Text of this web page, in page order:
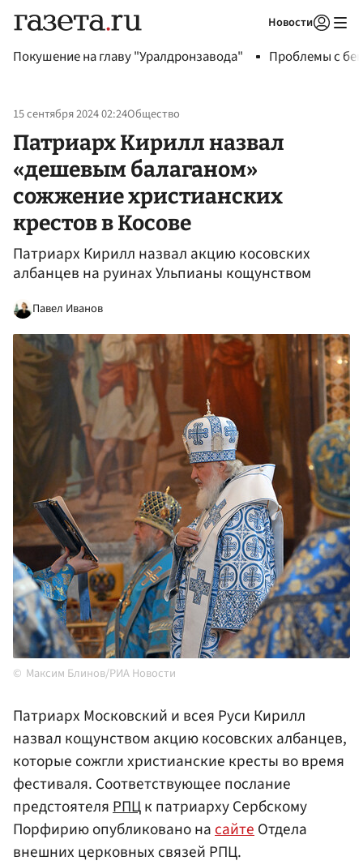
Новости
Покушение на главу "Уралдронзавода" Проблемы с
15 сентября 2024 02:24Общество
Патриарх Кирилл назвал
«дешевым балаганом»
сожжение христианских
крестов в Косове
Патриарх Кирилл назвал акцию косовских
албанцев на руинах Ульпианы кощунством
Павел Иванов
Максим Блинов/РИА Новости
Патриарх Московский и всея Руси Кирилл
назвал кощунством акцию косовских албанцев,
которые сожгли христианские кресты во время
фестиваля. Соответствующее послание
предстоятеляРПЦк патриарху Сербскому
Порфирию опубликовано насайтеОтдела
внешних церковных связей РПЦ.